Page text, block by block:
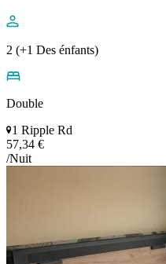
2 (+1 Des énfants)
Double
1 Ripple Rd
57,34 €
/Nuit